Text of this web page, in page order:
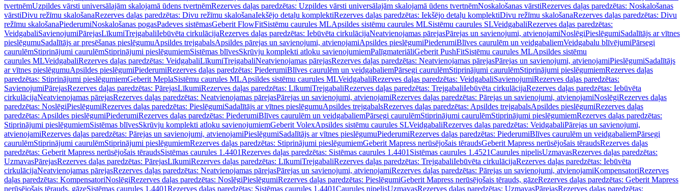
tvertnēmUzpildes vārsti universālajām skalojamā ūdens tvertnēmRezerves daļas paredzētas: Uzpildes vārsti universālajām skalojamā ūdens tvertnēmNoskalošanas vārstiRezerves daļas paredzētas: Noskalošanas
vārstiDivu režīmu skalošanaRezerves daļas paredzētas: Divu režīmu skalošanaIekšējo detaļu komplektiRezerves daļas paredzētas: Iekšējo detaļu komplektiDivu režīmu skalošanaRezerves daļas paredzētas: Divu
režīmu skalošanaPiederumiNoskalošanas pogasPadeves sistēmasGeberit FlowFitSistēmu caurules MLApsildes sistēmu caurules MLSistēmu caurules SLVeidgabaliRezerves daļas paredzētas:
VeidgabaliSavienojumiPārejasLīkumiTrejgabaliIebūvēta cirkulācijaRezerves daļas paredzētas: Iebūvēta cirkulācijaNeatvienojamas pārejasPārejas un savienojumi, atvienojamiNoslēgiPieslēgumiSadalītājs ar vītnes
pieslēgumuSadalītājs ar presēšanas pieslēgumuApsildes trejgabalsApsildes pārejas un savienojumi, atvienojamiApsildes pieslēgumiPiederumiBlīves caurulēm un veidgabaliemVeidgabalu blīvējumiPārsegi
caurulēmStiprinājumi caurulēmStiprinājumi pieslēgumiemSistēmas blīvesSkrūvju komplekti atloku savienojumiemPalīgmateriāliGeberit PushFitSistēmu caurules MLApsildes sistēmu
caurules MLVeidgabaliRezerves daļas paredzētas: VeidgabaliLīkumiTrejgabaliNeatvienojamas pārejasRezerves daļas paredzētas: Neatvienojamas pārejasPārejas un savienojumi, atvienojamiPieslēgumiSadalītājs
ar vītnes pieslēgumuApsildes pieslēgumiPiederumiRezerves daļas paredzētas: PiederumiBlīves caurulēm un veidgabaliemPārsegi caurulēmStiprinājumi caurulēmStiprinājumi pieslēgumiemRezerves daļas
paredzētas: Stiprinājumi pieslēgumiemGeberit MeplaSistēmu caurules MLApsildes sistēmu caurules MLVeidgabaliRezerves daļas paredzētas: VeidgabaliSavienojumiRezerves daļas paredzētas:
SavienojumiPārejasRezerves daļas paredzētas: PārejasLīkumiRezerves daļas paredzētas: LīkumiTrejgabaliRezerves daļas paredzētas: TrejgabaliIebūvēta cirkulācijaRezerves daļas paredzētas: Iebūvēta
cirkulācijaNeatvienojamas pārejasRezerves daļas paredzētas: Neatvienojamas pārejasPārejas un savienojumi, atvienojamiRezerves daļas paredzētas: Pārejas un savienojumi, atvienojamiNoslēgiRezerves daļas
paredzētas: NoslēgiPieslēgumiRezerves daļas paredzētas: PieslēgumiSadalītājs ar vītnes pieslēgumuApsildes trejgabalsRezerves daļas paredzētas: Apsildes trejgabalsApsildes pieslēgumiRezerves daļas
paredzētas: Apsildes pieslēgumiPiederumiRezerves daļas paredzētas: PiederumiBlīves caurulēm un veidgabaliemPārsegi caurulēmStiprinājumi caurulēmStiprinājumi pieslēgumiemRezerves daļas paredzētas:
Stiprinājumi pieslēgumiemSistēmas blīvesSkrūvju komplekti atloku savienojumiemGeberit VolexApsildes sistēmu caurules SLVeidgabaliRezerves daļas paredzētas: VeidgabaliPārejas un savienojumi,
atvienojamiRezerves daļas paredzētas: Pārejas un savienojumi, atvienojamiPieslēgumiSadalītājs ar vītnes pieslēgumuPiederumiRezerves daļas paredzētas: PiederumiBlīves caurulēm un veidgabaliemPārsegi
caurulēmStiprinājumi caurulēmStiprinājumi pieslēgumiemRezerves daļas paredzētas: Stiprinājumi pieslēgumiemGeberit Mapress nerūsējošais tēraudsGeberit Mapress nerūsējošais tēraudsRezerves daļas
paredzētas: Geberit Mapress nerūsējošais tēraudsSistēmas caurules 1.4401Rezerves daļas paredzētas: Sistēmas caurules 1.4401 Sistēmas caurules 1.4521Caurules nipelisUzmavasRezerves daļas paredzētas:
UzmavasPārejasRezerves daļas paredzētas: PārejasLīkumiRezerves daļas paredzētas: LīkumiTrejgabaliRezerves daļas paredzētas: TrejgabaliIebūvēta cirkulācijaRezerves daļas paredzētas: Iebūvēta
cirkulācijaNeatvienojamas pārejasRezerves daļas paredzētas: Neatvienojamas pārejasPārejas un savienojumi, atvienojamiRezerves daļas paredzētas: Pārejas un savienojumi, atvienojamiKompensatoriRezerves
daļas paredzētas: KompensatoriNoslēgiRezerves daļas paredzētas: NoslēgiPieslēgumiRezerves daļas paredzētas: PieslēgumiGeberit Mapress nerūsējošais tērauds, gāzeRezerves daļas paredzētas: Geberit Mapress
nerūsējošais tērauds, gāzeSistēmas caurules 1.4401Rezerves daļas paredzētas: Sistēmas caurules 1.4401Caurules nipelisUzmavasRezerves daļas paredzētas: UzmavasPārejasRezerves daļas paredzētas: